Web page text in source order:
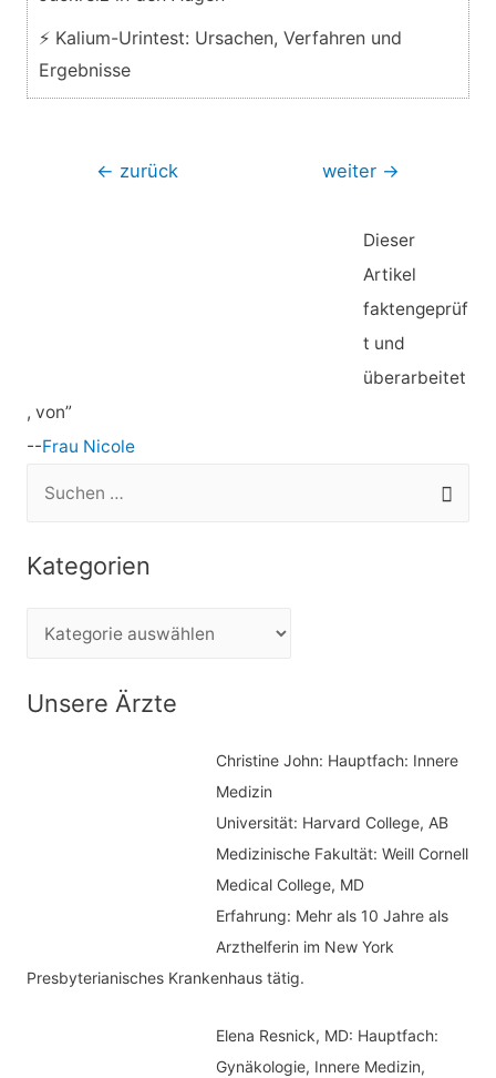
⚡ Kalium-Urintest: Ursachen, Verfahren und
Ergebnisse
Beitragsnavigation
← zurück weiter →
Dieser
Artikel
faktengeprüf
t und
überarbeitet
, von”
--Frau Nicole
a
Kategorien
tUnsere Ärzte
Christine John: Hauptfach: Innere
Medizin
Universität: Harvard College, AB
Medizinische Fakultät: Weill Cornell
Medical College, MD
Erfahrung: Mehr als 10 Jahre als
Arzthelferin im New York
Presbyterianisches Krankenhaus tätig.
Elena Resnick, MD: Hauptfach:
Gynäkologie, Innere Medizin,